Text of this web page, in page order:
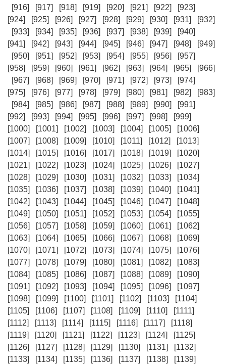
[916] [917] [918] [919] [920] [921] [922]
[923]
[924]
[925] [926] [927] [928] [929] [930] [931]
[932]
[933]
[934] [935] [936] [937] [938] [939]
[940]
[941]
[942] [943] [944] [945] [946] [947] [948]
[949]
[950]
[951] [952] [953] [954] [955] [956]
[957]
[958]
[959] [960] [961] [962] [963] [964] [965]
[966]
[967]
[968] [969] [970] [971] [972] [973]
[974]
[975]
[976] [977] [978] [979] [980] [981] [982]
[983]
[984]
[985] [986] [987] [988] [989] [990]
[991]
[992]
[993] [994] [995] [996] [997] [998]
[999]
[1000]
[1001] [1002] [1003] [1004] [1005]
[1006]
[1007]
[1008] [1009] [1010] [1011] [1012]
[1013]
[1014]
[1015] [1016] [1017] [1018] [1019]
[1020]
[1021]
[1022] [1023] [1024] [1025] [1026]
[1027]
[1028]
[1029] [1030] [1031] [1032] [1033]
[1034]
[1035]
[1036] [1037] [1038] [1039] [1040]
[1041]
[1042]
[1043] [1044] [1045] [1046] [1047]
[1048]
[1049]
[1050] [1051] [1052] [1053] [1054]
[1055]
[1056]
[1057] [1058] [1059] [1060] [1061]
[1062]
[1063]
[1064] [1065] [1066] [1067] [1068]
[1069]
[1070]
[1071] [1072] [1073] [1074] [1075]
[1076]
[1077]
[1078] [1079] [1080] [1081] [1082]
[1083]
[1084]
[1085] [1086] [1087] [1088] [1089]
[1090]
[1091]
[1092] [1093] [1094] [1095] [1096]
[1097]
[1098]
[1099] [1100] [1101] [1102] [1103]
[1104]
[1105]
[1106] [1107] [1108] [1109] [1110]
[1111]
[1112]
[1113] [1114] [1115] [1116] [1117]
[1118]
[1119]
[1120] [1121] [1122] [1123] [1124]
[1125]
[1126]
[1127] [1128] [1129] [1130] [1131]
[1132]
[1133]
[1134] [1135] [1136] [1137] [1138]
[1139]